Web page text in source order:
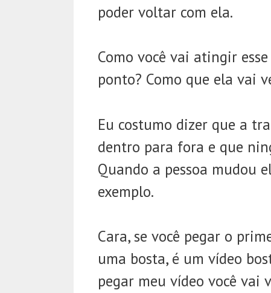
poder voltar com ela.
Como você vai atingir
ponto? Como que ela vai
Eu costumo dizer que a
dentro para fora e que
Quando a pessoa mudou
exemplo.
Cara, se você pegar o
uma bosta, é um vídeo
pegar meu vídeo você vai